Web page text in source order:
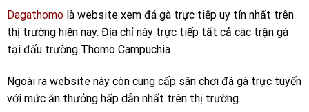
Dagathomo là website xem đá gà trực tiếp uy tín nhất trên
thị trường hiện nay. Địa chỉ này trực tiếp tất cả các trận gà
tại đấu trường Thomo Campuchia.
Ngoài ra website này còn cung cấp sân chơi đá gà trực tuyến
với mức ăn thưởng hấp dẫn nhất trên thị trường.